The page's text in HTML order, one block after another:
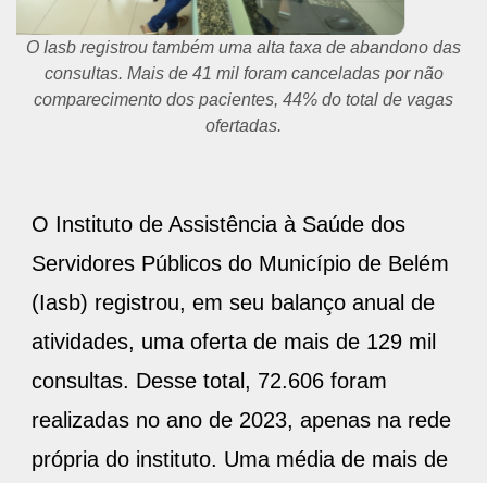
O Iasb registrou também uma alta taxa de abandono das
consultas. Mais de 41 mil foram canceladas por não
comparecimento dos pacientes, 44% do total de vagas
ofertadas.
O Instituto de Assistência à Saúde dos
Servidores Públicos do Município de Belém
(Iasb) registrou, em seu balanço anual de
atividades, uma oferta de mais de 129 mil
consultas. Desse total, 72.606 foram
realizadas no ano de 2023, apenas na rede
própria do instituto. Uma média de mais de